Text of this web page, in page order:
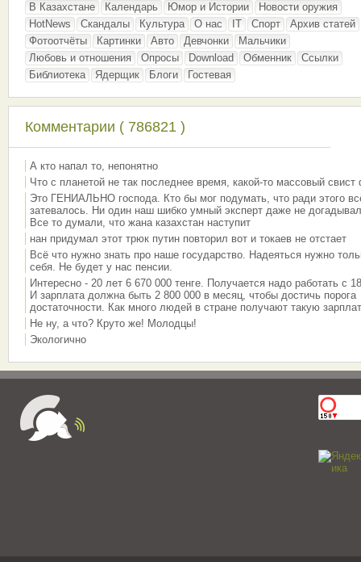
В Казахстане
Календарь Юмор и Истории
Новости оружия
HotNews
Скандалы Культура О нас IT Спорт
Архив статей
Фотоотчёты
Картинки Авто Девчонки
Мальчики
Любовь и отношения
Опросы Download Обменник
Ссылки
Библиотека
Ядерщик Блоги Гостевая
Комментарии ( 786821 )
А кто напал то, непонятно
Что с планетой не так последнее время, какой-то массовый свист
Это ГЕНИАЛЬНО господа. Кто бы мог подумать, что ради этого
затевалось. Ни один наш шибко умный эксперт даже не
Все то думали, что жана казахстан наступит
нан придумал этот трюк путин повторил вот и токаев не отстает
Всё что нужно знать про наше государство. Надеяться нужно
себя. Не будет у нас пенсии.
Интересно - 20 лет 6 670 000 тенге. Получается надо работать с
И зарплата должна быть 2 800 000 в месяц, чтобы достичь порога
достаточности. Как много людей в стране получают такую
Не ну, а что? Круто же! Молодцы!
Экологично